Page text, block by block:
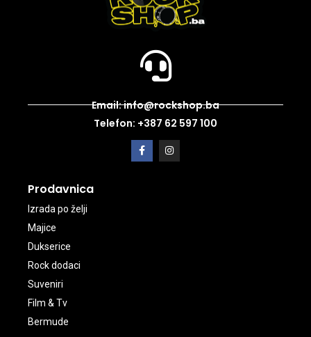
Email: info@rockshop.ba
Telefon: +387 62 597 100
Prodavnica
Izrada po želji
Majice
Dukserice
Rock dodaci
Suveniri
Film & Tv
Bermude